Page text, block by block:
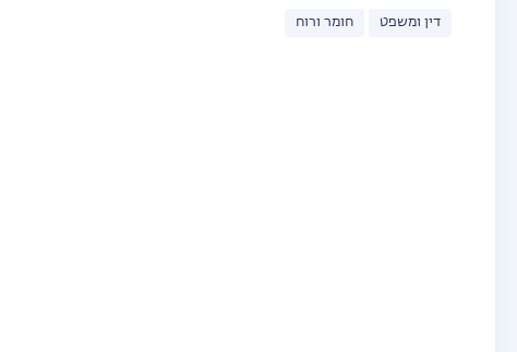
דין ומשפט חומר ורוח